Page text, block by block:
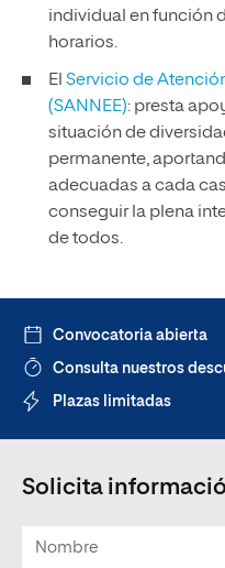
individual en función
horarios.
El Servicio de
(SANNEE): presta
situación de
permanente,
adecuadas a cada
conseguir la plena
de todos.
Convocatoria abierta
Consulta nuestros
Plazas limitadas
Solicita